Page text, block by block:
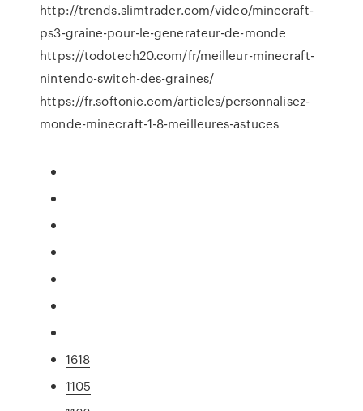
http://trends.slimtrader.com/video/minecraft-
ps3-graine-pour-le-generateur-de-monde
https://todotech20.com/fr/meilleur-minecraft-
nintendo-switch-des-graines/
https://fr.softonic.com/articles/personnalisez-
monde-minecraft-1-8-meilleures-astuces
1618
1105